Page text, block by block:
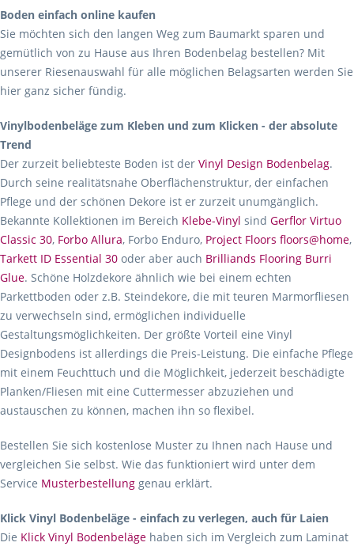
Boden einfach online kaufen
Sie möchten sich den langen Weg zum Baumarkt sparen und
gemütlich von zu Hause aus Ihren Bodenbelag bestellen? Mit
unserer Riesenauswahl für alle möglichen Belagsarten werden Sie
hier ganz sicher fündig.
Vinylbodenbeläge zum Kleben und zum Klicken - der absolute
Trend
Der zurzeit beliebteste Boden ist der Vinyl Design Bodenbelag.
Durch seine realitätsnahe Oberflächenstruktur, der einfachen
Pflege und der schönen Dekore ist er zurzeit unumgänglich.
Bekannte Kollektionen im Bereich Klebe-Vinyl sind Gerflor Virtuo
Classic 30, Forbo Allura, Forbo Enduro, Project Floors floors@home,
Tarkett ID Essential 30 oder aber auch Brilliands Flooring Burri
Glue. Schöne Holzdekore ähnlich wie bei einem echten
Parkettboden oder z.B. Steindekore, die mit teuren Marmorfliesen
zu verwechseln sind, ermöglichen individuelle
Gestaltungsmöglichkeiten. Der größte Vorteil eine Vinyl
Designbodens ist allerdings die Preis-Leistung. Die einfache Pflege
mit einem Feuchttuch und die Möglichkeit, jederzeit beschädigte
Planken/Fliesen mit eine Cuttermesser abzuziehen und
austauschen zu können, machen ihn so flexibel.
Bestellen Sie sich kostenlose Muster zu Ihnen nach Hause und
vergleichen Sie selbst. Wie das funktioniert wird unter dem
Service Musterbestellung genau erklärt.
Klick Vinyl Bodenbeläge - einfach zu verlegen, auch für Laien
Die Klick Vinyl Bodenbeläge haben sich im Vergleich zum Laminat